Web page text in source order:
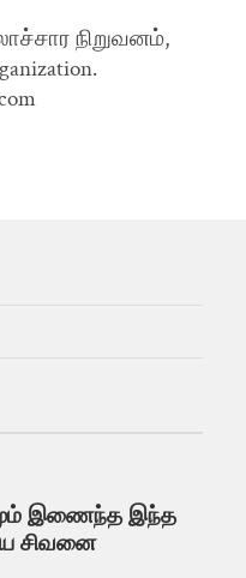
நிறுவனம்,
இணைந்த இந்த
சிவனை